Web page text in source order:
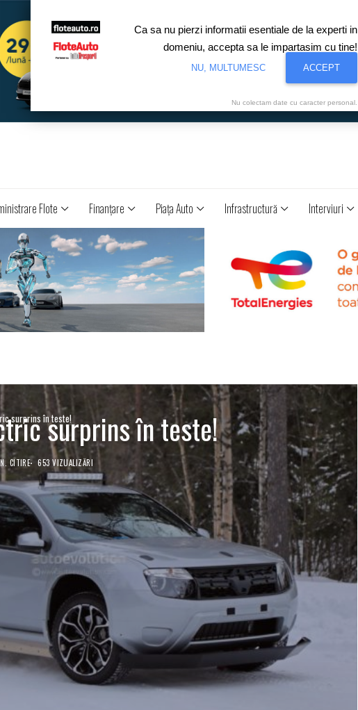
Flote Finanţare Piaţa Auto Infrastructură Interviuri
surprins în teste!surprins în teste!
CITIRE 653 VIZUALIZĂRI
Ca sa nu pierzi informatii esentiale de la experti in
domeniu, accepta sa le impartasim cu tine!
NU, MULTUMESC ACCEPT
Nu colectam date cu caracter personal.